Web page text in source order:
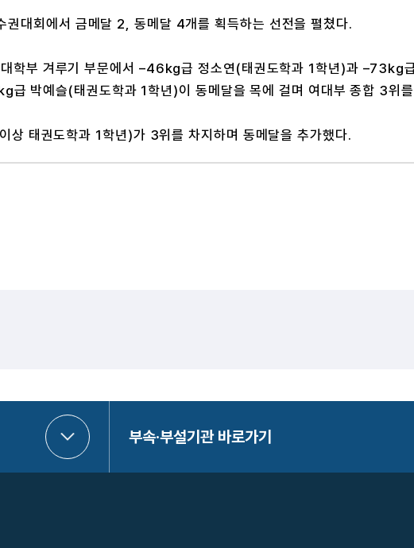
대회에서 금메달 2, 동메달 4개를 획득하는 선전을 펼쳤다.
학부 겨루기 부문에서 –46kg급 정소연(태권도학과 1학년)과 –73kg
박예슬(태권도학과 1학년)이 동메달을 목에 걸며 여대부 종합 3위
태권도학과 1학년)가 3위를 차지하며 동메달을 추가했다.
부속·부설기관 바로가기